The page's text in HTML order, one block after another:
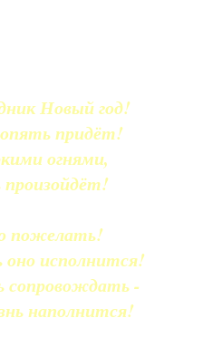
Новый год!
придёт!
огнями,
произойдёт!
пожелать!
исполнится!
-
наполнится!